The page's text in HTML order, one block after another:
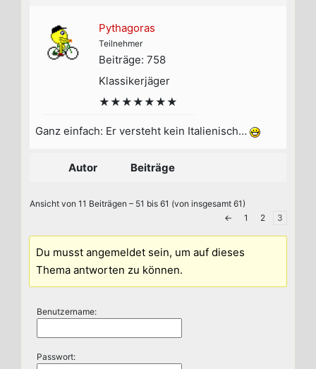
Pythagoras
Teilnehmer
Beiträge: 758
Klassikerjäger
★★★★★★★
Ganz einfach: Er versteht kein Italienisch…
Autor Beiträge
Ansicht von 11 Beiträgen – 51 bis 61 (von insgesamt 61)
←
1 2 3
Du musst angemeldet sein, um auf dieses
Thema antworten zu können.
Benutzername:
Passwort: